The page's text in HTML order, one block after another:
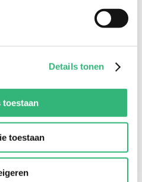
Details tonen
toestaan
toestaan
8.00 tot 17.00 uur